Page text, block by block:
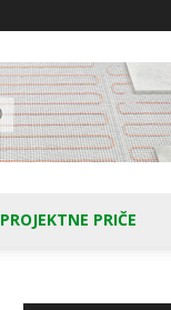
PROJEKTNE PRIČE